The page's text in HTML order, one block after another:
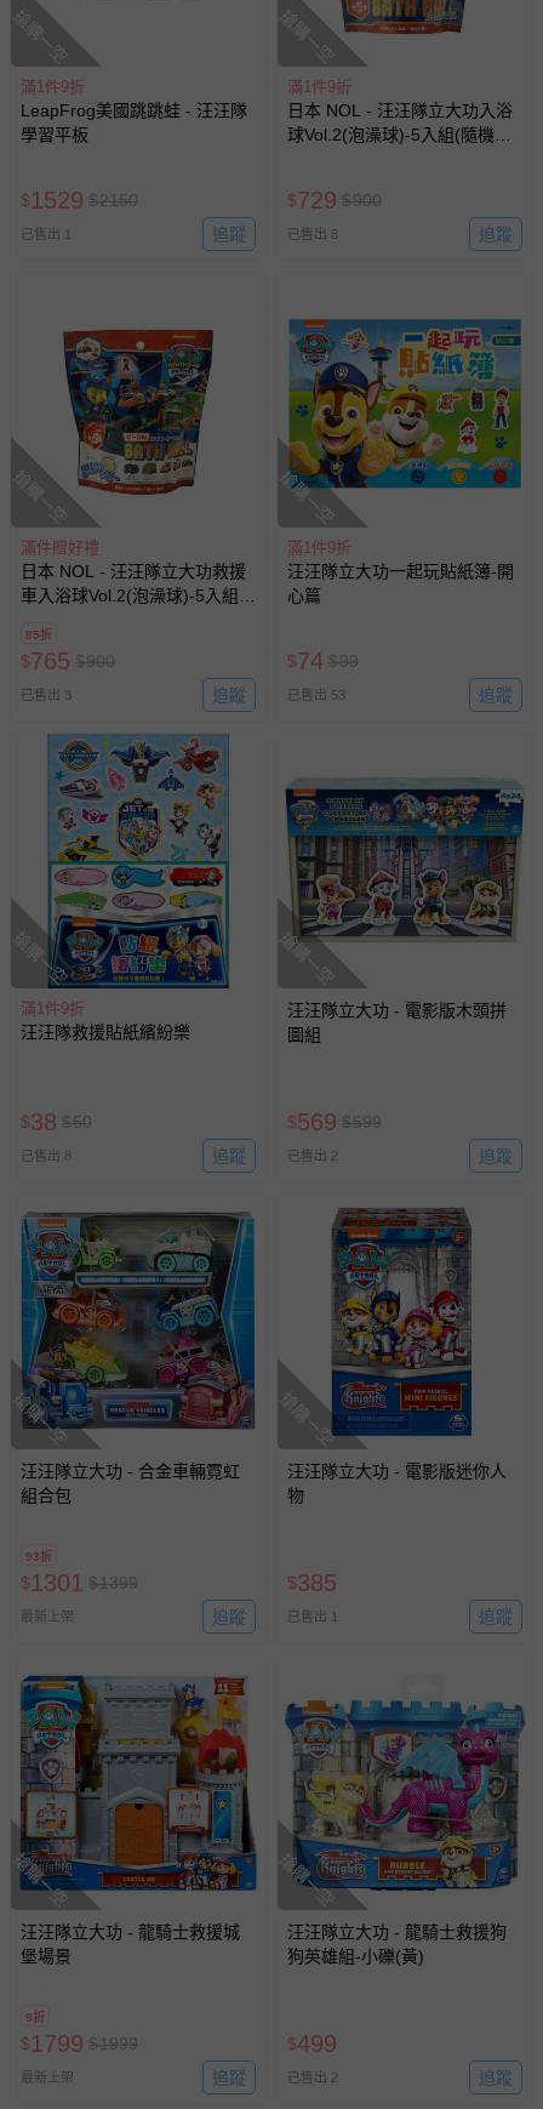
搶購一空
滿1件9折
LeapFrog美國跳跳蛙 - 汪汪隊
學習平板
$1529 $2150
已售出 1 追蹤
搶購一空
滿1件9折
日本 NOL - 汪汪隊立大功入浴
球Vol.2(泡澡球)-5入組(隨機出
$729 $900
已售出 8 追蹤
搶購一空
滿件贈好禮
日本 NOL - 汪汪隊立大功救援
車入浴球Vol.2(泡澡球)-5入組
85折
$765 $900
已售出 3 追蹤
搶購一空
滿1件9折
汪汪隊立大功一起玩貼紙簿-開
心篇
$74 $99
已售出 53 追蹤
搶購一空
滿1件9折
汪汪隊救援貼紙繽紛樂
$38 $50
已售出 8 追蹤
搶購一空
汪汪隊立大功 - 電影版木頭拼
圖組
$569 $599
已售出 2 追蹤
搶購一空
汪汪隊立大功 - 合金車輛霓虹
組合包
93折
$1301 $1399
最新上架 追蹤
搶購一空
汪汪隊立大功 - 電影版迷你人
物
$385
已售出 1 追蹤
搶購一空
汪汪隊立大功 - 龍騎士救援城
堡場景
9折
$1799 $1999
最新上架 追蹤
搶購一空
汪汪隊立大功 - 龍騎士救援狗
狗英雄組-小礫(黃)
$499
已售出 2 追蹤